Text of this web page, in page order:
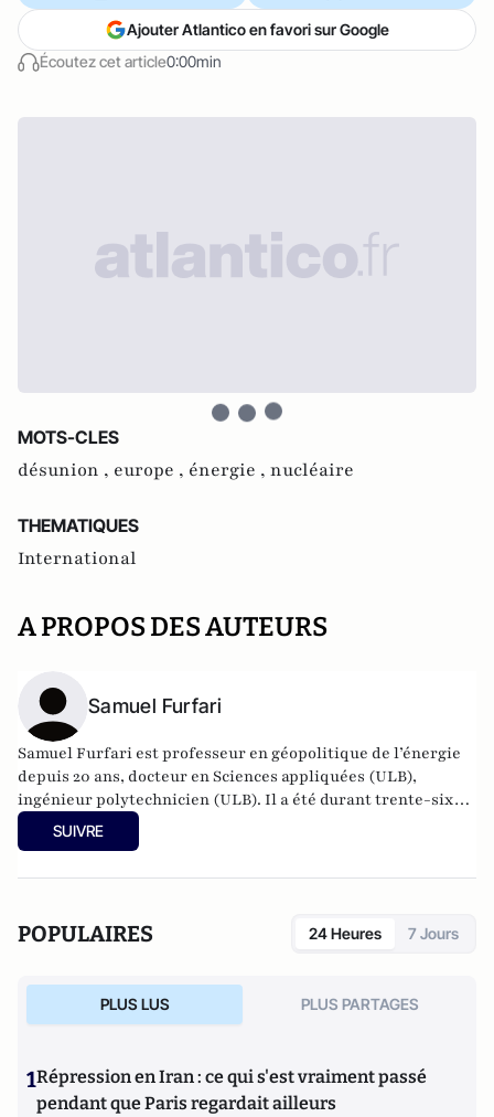
Écoutez cet article0:00min
Ajouter Atlantico en favori sur Google
MOTS-CLES
désunion , europe , énergie , nucléaire
THEMATIQUES
International
A PROPOS DES AUTEURS
Samuel Furfari
Samuel Furfari est professeur en géopolitique de l’énergie
depuis 20 ans, docteur en Sciences appliquées (ULB),
ingénieur polytechnicien (ULB). Il a été durant trente-six
ans haut fonctionnaire à la Direction générale de l'énergie
de la Commission européenne. Auteur de 18 livres.
SUIVRE
POPULAIRES 24 Heures 7 Jours
PLUS LUS PLUS PARTAGES
1Répression en Iran : ce qui s'est vraiment passé
pendant que Paris regardait ailleurs